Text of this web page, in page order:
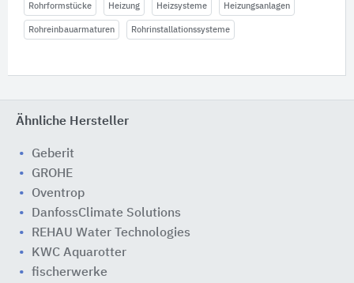
Rohrformstücke Heizung Heizsysteme Heizungsanlagen
Rohreinbauarmaturen Rohrinstallationssysteme
Ähnliche Hersteller
Geberit
GROHE
Oventrop
DanfossClimate Solutions
REHAU Water Technologies
KWC Aquarotter
fischerwerke